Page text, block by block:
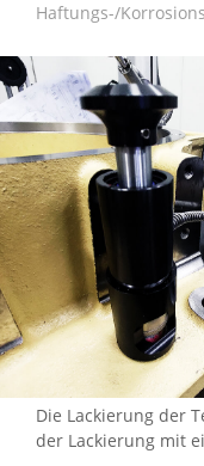
Haftungs-/
Die Lackierung der
der Lackierung mit
All